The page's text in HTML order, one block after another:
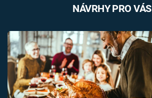
NÁVRHY PRO VÁS